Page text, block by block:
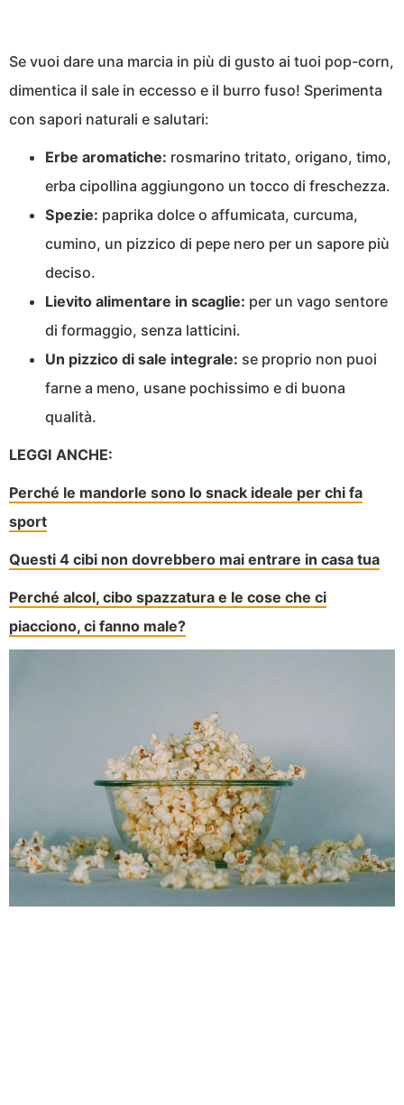
Se vuoi dare una marcia in più di gusto ai tuoi pop-corn,
dimentica il sale in eccesso e il burro fuso! Sperimenta
con sapori naturali e salutari:
Erbe aromatiche: rosmarino tritato, origano, timo,
erba cipollina aggiungono un tocco di freschezza.
Spezie: paprika dolce o affumicata, curcuma,
cumino, un pizzico di pepe nero per un sapore più
deciso.
Lievito alimentare in scaglie: per un vago sentore
di formaggio, senza latticini.
Un pizzico di sale integrale: se proprio non puoi
farne a meno, usane pochissimo e di buona
qualità.
LEGGI ANCHE:
Perché le mandorle sono lo snack ideale per chi fa
sport
Questi 4 cibi non dovrebbero mai entrare in casa tua
Perché alcol, cibo spazzatura e le cose che ci
piacciono, ci fanno male?